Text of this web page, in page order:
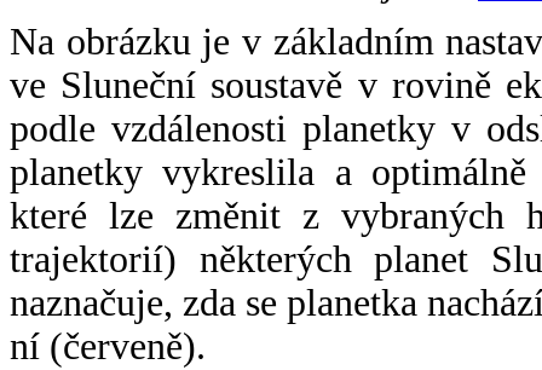
Na obrázku je v základním
ve Sluneční soustavě v rovině
podle vzdálenosti planetky v
planetky vykreslila a
které lze změnit z vybraných
trajektorií) některých planet
naznačuje, zda se planetka
ní (červeně).